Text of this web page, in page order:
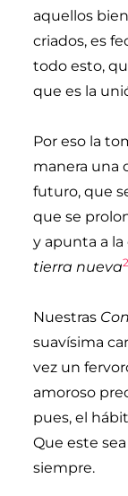
aquellos
criados, es
todo esto,
que es la
Por eso la
manera una
futuro, que
que se
y apunta a
tierra nueva
Nuestras
suavísima
vez un
amoroso
pues, el
Que este
siempre.